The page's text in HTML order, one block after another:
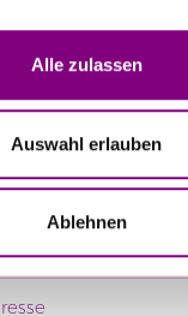
Alle zulassen
Auswahl erlauben
Ablehnen
Newsletter
Angebote.